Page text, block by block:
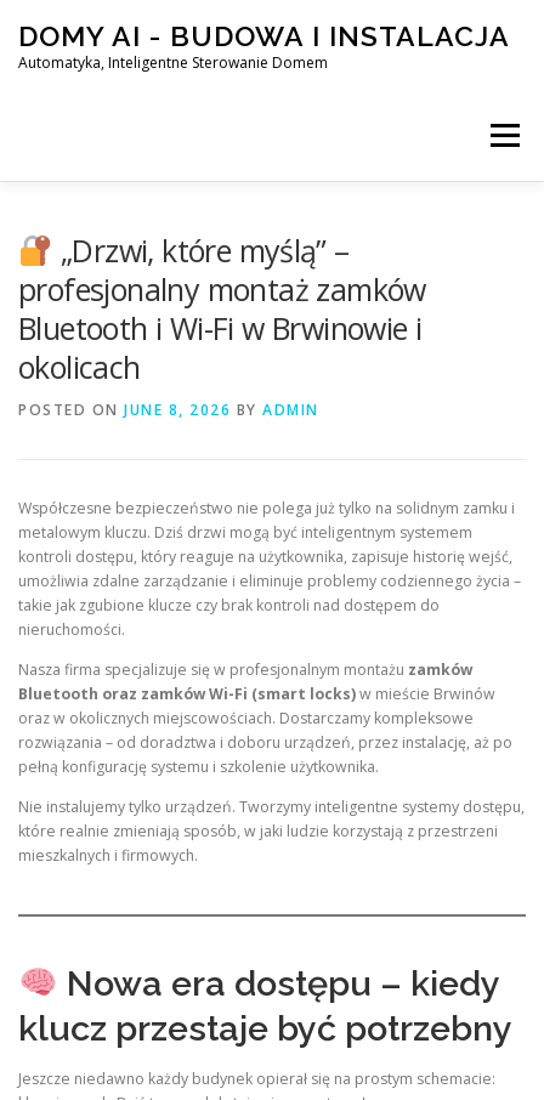
content
DOMY AI - BUDOWA I INSTALACJA
Automatyka, Inteligentne Sterowanie Domem
Menu
SMART DOM AI – AUTOMATYKA, INTELIGENTNE
BLOG KONTAKT
„Drzwi, które myślą” –
profesjonalny montaż zamków
Bluetooth i Wi-Fi w Brwinowie i
okolicach
POSTED ON JUNE 8, 2026 BY ADMIN
Współczesne bezpieczeństwo nie polega już tylko na solidnym zamku i
metalowym kluczu. Dziś drzwi mogą być inteligentnym systemem
kontroli dostępu, który reaguje na użytkownika, zapisuje historię wejść,
umożliwia zdalne zarządzanie i eliminuje problemy codziennego życia –
takie jak zgubione klucze czy brak kontroli nad dostępem do
nieruchomości.
Nasza firma specjalizuje się w profesjonalnym montażu zamków
Bluetooth oraz zamków Wi-Fi (smart locks)w mieście Brwinów
oraz w okolicznych miejscowościach. Dostarczamy kompleksowe
rozwiązania – od doradztwa i doboru urządzeń, przez instalację, aż po
pełną konfigurację systemu i szkolenie użytkownika.
Nie instalujemy tylko urządzeń. Tworzymy inteligentne systemy dostępu,
które realnie zmieniają sposób, w jaki ludzie korzystają z przestrzeni
mieszkalnych i firmowych.
Nowa era dostępu – kiedy
klucz przestaje być potrzebny
Jeszcze niedawno każdy budynek opierał się na prostym schemacie: